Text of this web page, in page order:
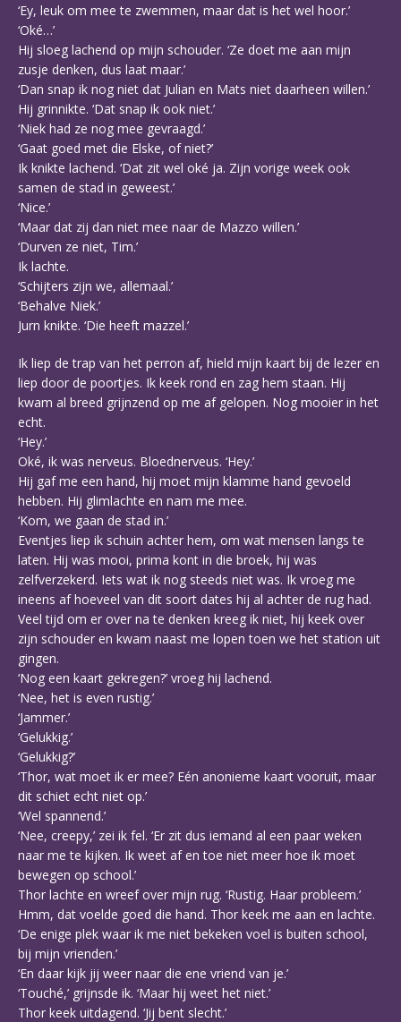
‘Ey, leuk om mee te zwemmen, maar dat is het wel hoor.’
‘Oké…’
Hij sloeg lachend op mijn schouder. ‘Ze doet me aan mijn
zusje denken, dus laat maar.’
‘Dan snap ik nog niet dat Julian en Mats niet daarheen willen.’
Hij grinnikte. ‘Dat snap ik ook niet.’
‘Niek had ze nog mee gevraagd.’
‘Gaat goed met die Elske, of niet?’
Ik knikte lachend. ‘Dat zit wel oké ja. Zijn vorige week ook
samen de stad in geweest.’
‘Nice.’
‘Maar dat zij dan niet mee naar de Mazzo willen.’
‘Durven ze niet, Tim.’
Ik lachte.
‘Schijters zijn we, allemaal.’
‘Behalve Niek.’
Jurn knikte. ‘Die heeft mazzel.’
Ik liep de trap van het perron af, hield mijn kaart bij de lezer en
liep door de poortjes. Ik keek rond en zag hem staan. Hij
kwam al breed grijnzend op me af gelopen. Nog mooier in het
echt.
‘Hey.’
Oké, ik was nerveus. Bloednerveus. ‘Hey.’
Hij gaf me een hand, hij moet mijn klamme hand gevoeld
hebben. Hij glimlachte en nam me mee.
‘Kom, we gaan de stad in.’
Eventjes liep ik schuin achter hem, om wat mensen langs te
laten. Hij was mooi, prima kont in die broek, hij was
zelfverzekerd. Iets wat ik nog steeds niet was. Ik vroeg me
ineens af hoeveel van dit soort dates hij al achter de rug had.
Veel tijd om er over na te denken kreeg ik niet, hij keek over
zijn schouder en kwam naast me lopen toen we het station uit
gingen.
‘Nog een kaart gekregen?’ vroeg hij lachend.
‘Nee, het is even rustig.’
‘Jammer.’
‘Gelukkig.’
‘Gelukkig?’
‘Thor, wat moet ik er mee? Eén anonieme kaart vooruit, maar
dit schiet echt niet op.’
‘Wel spannend.’
‘Nee, creepy,’ zei ik fel. ‘Er zit dus iemand al een paar weken
naar me te kijken. Ik weet af en toe niet meer hoe ik moet
bewegen op school.’
Thor lachte en wreef over mijn rug. ‘Rustig. Haar probleem.’
Hmm, dat voelde goed die hand. Thor keek me aan en lachte.
‘De enige plek waar ik me niet bekeken voel is buiten school,
bij mijn vrienden.’
‘En daar kijk jij weer naar die ene vriend van je.’
‘Touché,’ grijnsde ik. ‘Maar hij weet het niet.’
Thor keek uitdagend. ‘Jij bent slecht.’